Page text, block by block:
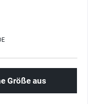
Größe aus